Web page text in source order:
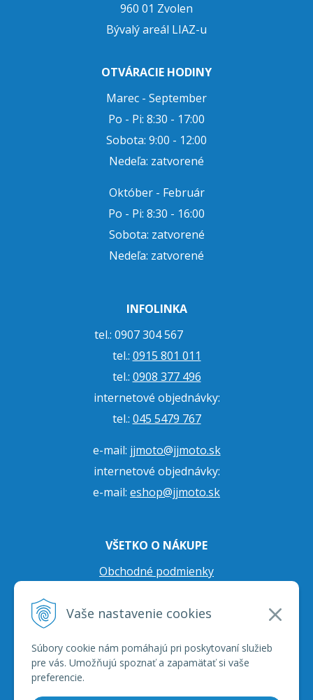
Vaše nastavenie cookies
Súbory cookie nám pomáhajú pri poskytovaní služieb
pre vás. Umožňujú spoznať a zapamätať si vaše
preferencie.
960 01 Zvolen
Bývalý areál LIAZ-u
OTVÁRACIE HODINY
Marec - September
Po - Pi: 8:30 - 17:00
Sobota: 9:00 - 12:00
Nedeľa: zatvorené
Október - Február
Po - Pi: 8:30 - 16:00
Sobota: zatvorené
Nedeľa: zatvorené
INFOLINKA
tel.: 0907 304 567
tel.: 0915 801 011
tel.: 0908 377 496
internetové objednávky:
tel.: 045 5479 767
e-mail: jjmoto@jjmoto.sk
internetové objednávky:
e-mail: eshop@jjmoto.sk
VŠETKO O NÁKUPE
Obchodné podmienky
Prepravné podmienky